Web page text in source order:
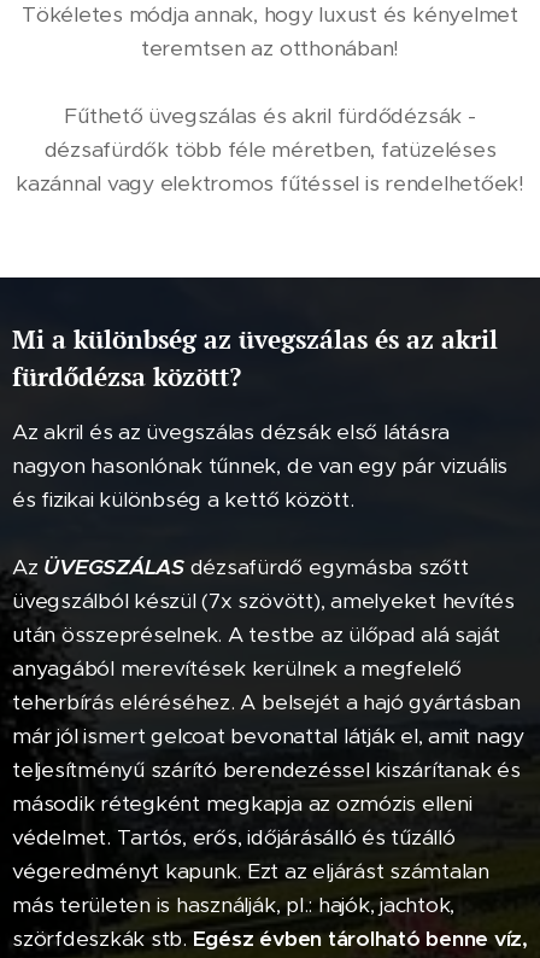
Tökéletes módja annak, hogy luxust és kényelmet
teremtsen az otthonában!
Fűthető üvegszálas és akril fürdődézsák -
dézsafürdők több féle méretben, fatüzeléses
kazánnal vagy elektromos fűtéssel is rendelhetőek!
Mi a különbség az üvegszálas és az akril
fürdődézsa között?
Az akril és az üvegszálas dézsák első látásra
nagyon hasonlónak tűnnek, de van egy pár vizuális
és fizikai különbség a kettő között.
Az ÜVEGSZÁLASdézsafürdő egymásba szőtt
üvegszálból készül (7x szövött), amelyeket hevítés
után összepréselnek. A testbe az ülőpad alá saját
anyagából merevítések kerülnek a megfelelő
teherbírás eléréséhez. A belsejét a hajó gyártásban
már jól ismert gelcoat bevonattal látják el, amit nagy
teljesítményű szárító berendezéssel kiszárítanak és
második rétegként megkapja az ozmózis elleni
védelmet. Tartós, erős, időjárásálló és tűzálló
végeredményt kapunk. Ezt az eljárást számtalan
más területen is használják, pl.: hajók, jachtok,
szörfdeszkák stb. Egész évben tárolható benne víz,